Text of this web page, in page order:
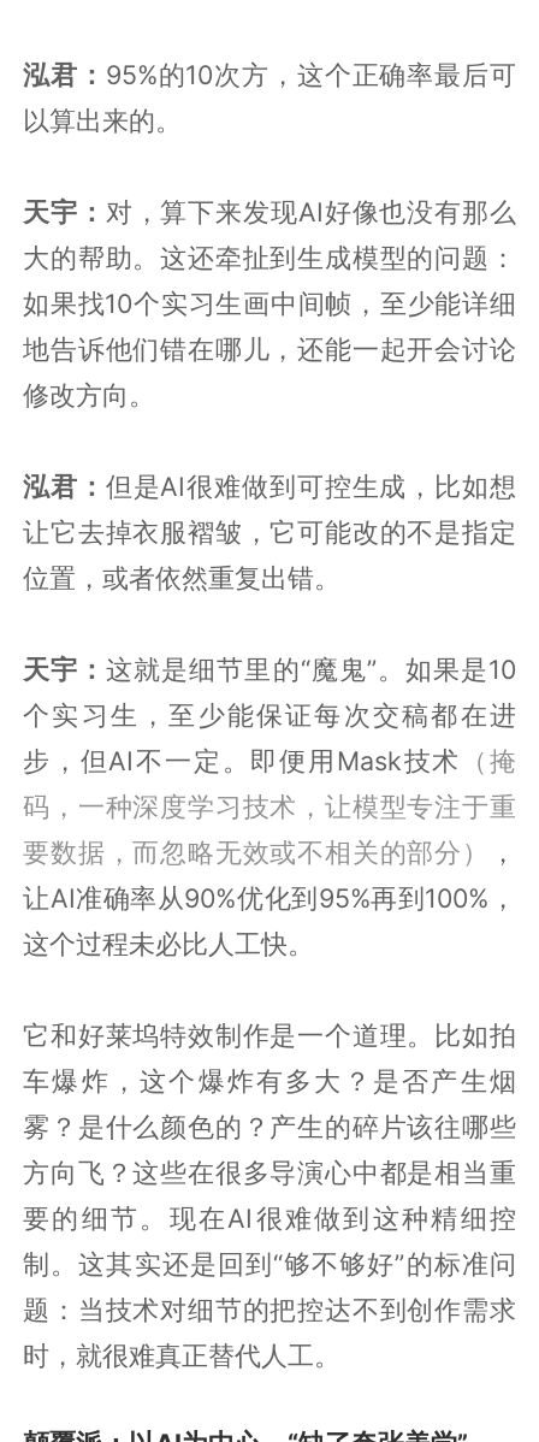
泓君： 95%的10次方，这个正确率最后可
以算出来的。
天宇： 对，算下来发现AI好像也没有那么
大的帮助。这还牵扯到生成模型的问题：
如果找10个实习生画中间帧，至少能详细
地告诉他们错在哪儿，还能一起开会讨论
修改方向。
泓君： 但是AI很难做到可控生成，比如想
让它去掉衣服褶皱，它可能改的不是指定
位置，或者依然重复出错。
天宇：这就是细节里的“魔鬼”。如果是10
个实习生，至少能保证每次交稿都在进
步，但AI不一定。即便用Mask技术
（掩
码，一种深度学习技术，让模型专注于重
要数据，而忽略无效或不相关的部分）
，
让AI准确率从90%优化到95%再到100%，
这个过程未必比人工快。
它和好莱坞特效制作是一个道理。比如拍
车爆炸，这个爆炸有多大？是否产生烟
雾？是什么颜色的？产生的碎片该往哪些
方向飞？这些在很多导演心中都是相当重
要的细节。现在AI很难做到这种精细控
制。这其实还是回到“够不够好”的标准问
题：当技术对细节的把控达不到创作需求
时，就很难真正替代人工。